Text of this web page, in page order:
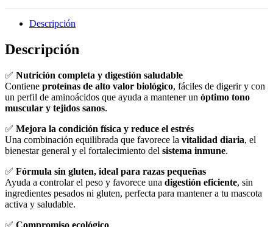
Descripción
Descripción
✅ Nutrición completa y digestión saludable
Contiene proteínas de alto valor biológico, fáciles de digerir y con
un perfil de aminoácidos que ayuda a mantener un óptimo tono
muscular y tejidos sanos.
✅ Mejora la condición física y reduce el estrés
Una combinación equilibrada que favorece la vitalidad diaria, el
bienestar general y el fortalecimiento del sistema inmune.
✅ Fórmula sin gluten, ideal para razas pequeñas
Ayuda a controlar el peso y favorece una digestión eficiente, sin
ingredientes pesados ni gluten, perfecta para mantener a tu mascota
activa y saludable.
✅ Compromiso ecológico